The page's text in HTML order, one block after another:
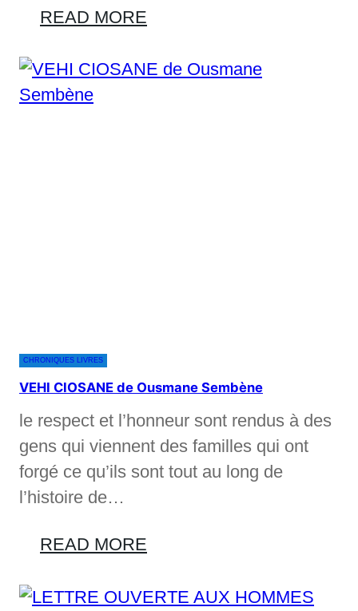
READ MORE
CHRONIQUES LIVRES
VEHI CIOSANE de Ousmane Sembène
le respect et l’honneur sont rendus à des
gens qui viennent des familles qui ont
forgé ce qu’ils sont tout au long de
l’histoire de…
READ MORE